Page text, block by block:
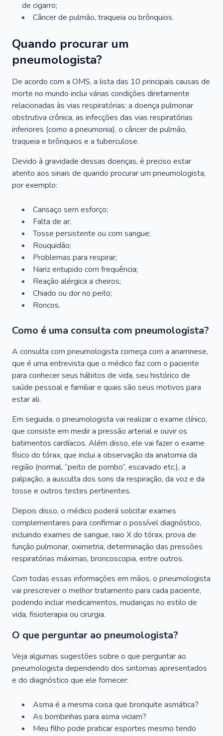
de cigarro;
Câncer de pulmão, traqueia ou brônquios.
Quando procurar um
pneumologista?
De acordo com a OMS, a lista das 10 principais causas de
morte no mundo inclui várias condições diretamente
relacionadas às vias respiratórias: a doença pulmonar
obstrutiva crônica, as infecções das vias respiratórias
inferiores (como a pneumonia), o câncer de pulmão,
traqueia e brônquios e a tuberculose.
Devido à gravidade dessas doenças, é preciso estar
atento aos sinais de quando procurar um pneumologista,
por exemplo:
Cansaço sem esforço;
Falta de ar;
Tosse persistente ou com sangue;
Rouquidão;
Problemas para respirar;
Nariz entupido com frequência;
Reação alérgica a cheiros;
Chiado ou dor no peito;
Roncos.
Como é uma consulta com pneumologista?
A consulta com pneumologista começa com a anamnese,
que é uma entrevista que o médico faz com o paciente
para conhecer seus hábitos de vida, seu histórico de
saúde pessoal e familiar e quais são seus motivos para
estar ali.
Em seguida, o pneumologista vai realizar o exame clínico,
que consiste em medir a pressão arterial e ouvir os
batimentos cardíacos. Além disso, ele vai fazer o exame
físico do tórax, que inclui a observação da anatomia da
região (normal, “peito de pombo”, escavado etc.), a
palpação, a ausculta dos sons da respiração, da voz e da
tosse e outros testes pertinentes.
Depois disso, o médico poderá solicitar exames
complementares para confirmar o possível diagnóstico,
incluindo exames de sangue, raio X do tórax, prova de
função pulmonar, oximetria, determinação das pressões
respiratórias máximas, broncoscopia, entre outros.
Com todas essas informações em mãos, o pneumologista
vai prescrever o melhor tratamento para cada paciente,
podendo incluir medicamentos, mudanças no estilo de
vida, fisioterapia ou cirurgia.
O que perguntar ao pneumologista?
Veja algumas sugestões sobre o que perguntar ao
pneumologista dependendo dos sintomas apresentados
e do diagnóstico que ele fornecer:
Asma é a mesma coisa que bronquite asmática?
As bombinhas para asma viciam?
Meu filho pode praticar esportes mesmo tendo